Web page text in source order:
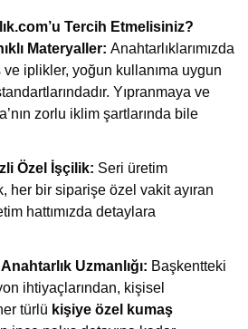
Tercih Etmelisiniz?
Materyaller: Anahtarlıklarımızda
ve iplikler, yoğun kullanıma uygun
Yıpranmaya ve
zorlu iklim şartlarında bile
Özel İşçilik: Seri üretim
her bir siparişe özel vakit ayıran
hattımızda detaylara
Uzmanlığı: Başkentteki
ihtiyaçlarından, kişisel
türlü kişiye özel kumaş